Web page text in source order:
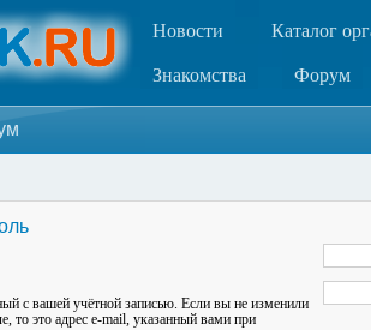
Новости Каталог
Знакомства Форум
с вашей учётной записью. Если вы не изменили
то это адрес e-mail, указанный вами при